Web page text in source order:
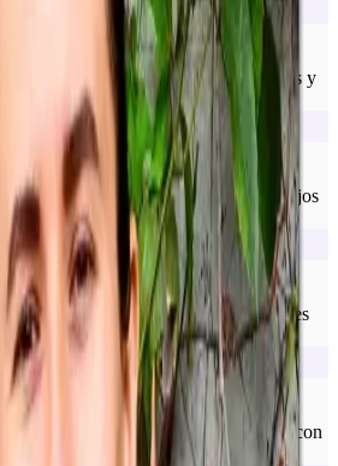
calidad institucional en las que los
confían sus operaciones más críticas y
inversiones merece tecnología
los límites para ofrecer flujos
posibles.
éxito. Trabajamos de cerca con los
entender sus retos y entregar soluciones
no se detienen en las fronteras.
internacionales desde el primer día, con
y transfronterizas.